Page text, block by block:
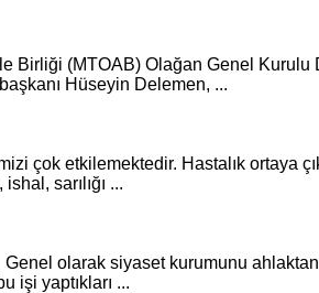
Birliği (MTOAB) Olağan Genel Kurulu
Hüseyin Delemen, ...
çok etkilemektedir. Hastalık ortaya
sarılığı ...
Genel olarak siyaset kurumunu
işi yaptıkları ...